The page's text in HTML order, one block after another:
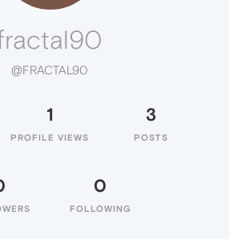
@FRACTAL90
1
PROFILE VIEWS
3
POSTS
0
FOLLOWING